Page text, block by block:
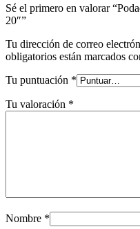
Sé el primero en valorar
20″”
Tu dirección de correo
obligatorios están marcados
Tu puntuación *
Tu valoración *
Nombre *